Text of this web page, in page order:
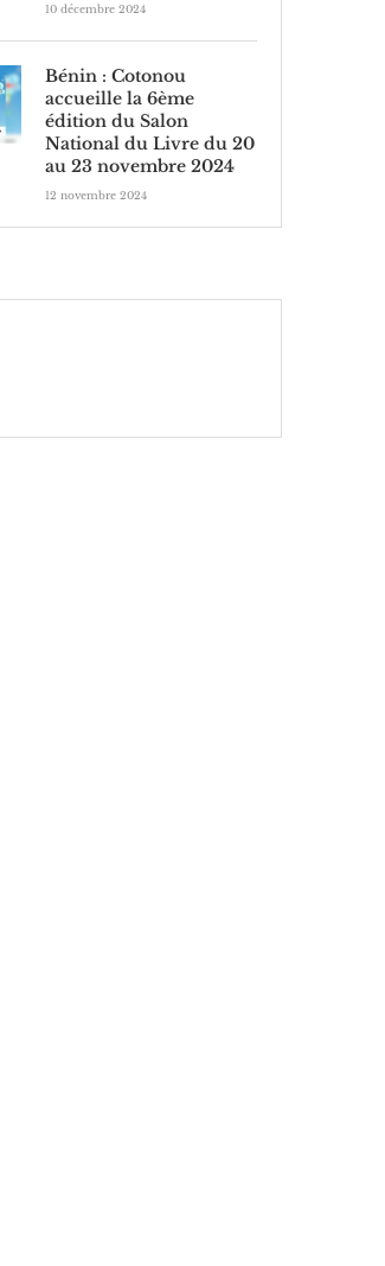
10 décembre 2024
Bénin : Cotonou
accueille la 6ème
édition du Salon
National du Livre du 20
au 23 novembre 2024
12 novembre 2024